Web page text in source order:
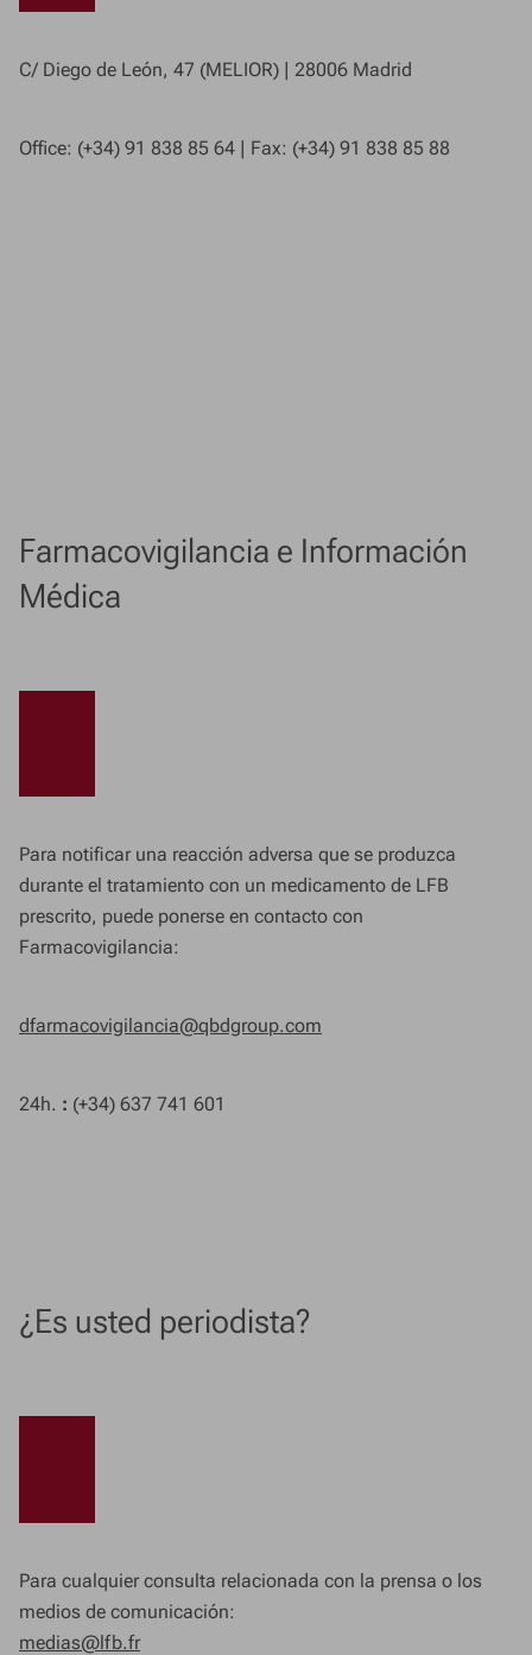
C/ Diego de León, 47 (MELIOR) | 28006 Madrid
Office: (+34) 91 838 85 64 | Fax: (+34) 91 838 85 88
Farmacovigilancia e Información
Médica
Para notificar una reacción adversa que se produzca
durante el tratamiento con un medicamento de LFB
prescrito, puede ponerse en contacto con
Farmacovigilancia:
dfarmacovigilancia@qbdgroup.com
24h. : (+34) 637 741 601
¿Es usted periodista?
Para cualquier consulta relacionada con la prensa o los
medios de comunicación:
medias@lfb.fr